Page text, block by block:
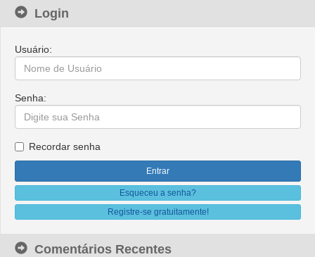
Login
Usuário:
Senha:
Recordar senha
Esqueceu a senha?
Registre-se gratuitamente!
Comentários Recentes